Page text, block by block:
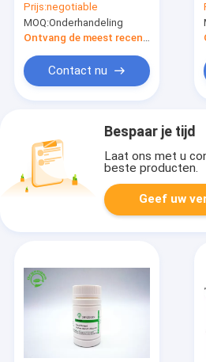
Menselijke
Albumineproteïne
Hoge Veiligheid en
Prijs:negotiable
MOQ:Onderhandeling
Ontvang de meest recente Prijs
Contact nu
Bespaar je tijd
Laat ons met u
beste producten.
Geef uw